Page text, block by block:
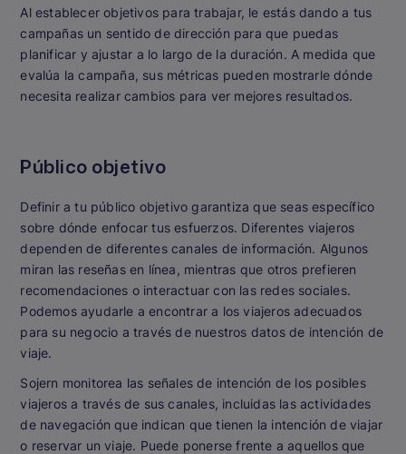
Al establecer objetivos para trabajar, le estás dando a tus
campañas un sentido de dirección para que puedas
planificar y ajustar a lo largo de la duración. A medida que
evalúa la campaña, sus métricas pueden mostrarle dónde
necesita realizar cambios para ver mejores resultados.
Público objetivo
Definir a tu público objetivo garantiza que seas específico
sobre dónde enfocar tus esfuerzos. Diferentes viajeros
dependen de diferentes canales de información. Algunos
miran las reseñas en línea, mientras que otros prefieren
recomendaciones o interactuar con las redes sociales.
Podemos ayudarle a encontrar a los viajeros adecuados
para su negocio a través de nuestros datos de intención de
viaje.
Sojern monitorea las señales de intención de los posibles
viajeros a través de sus canales, incluidas las actividades
de navegación que indican que tienen la intención de viajar
o reservar un viaje. Puede ponerse frente a aquellos que